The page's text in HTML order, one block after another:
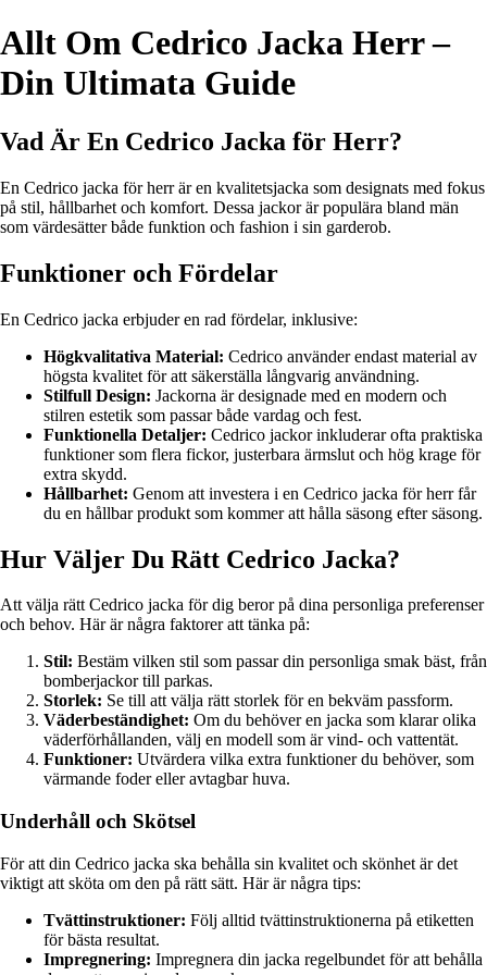
Allt Om Cedrico Jacka Herr –
Din Ultimata Guide
Vad Är En Cedrico Jacka för Herr?
En Cedrico jacka för herr är en kvalitetsjacka som designats med fokus
på stil, hållbarhet och komfort. Dessa jackor är populära bland män
som värdesätter både funktion och fashion i sin garderob.
Funktioner och Fördelar
En Cedrico jacka erbjuder en rad fördelar, inklusive:
Högkvalitativa Material: Cedrico använder endast material av
högsta kvalitet för att säkerställa långvarig användning.
Stilfull Design: Jackorna är designade med en modern och
stilren estetik som passar både vardag och fest.
Funktionella Detaljer: Cedrico jackor inkluderar ofta praktiska
funktioner som flera fickor, justerbara ärmslut och hög krage för
extra skydd.
Hållbarhet: Genom att investera i en Cedrico jacka för herr får
du en hållbar produkt som kommer att hålla säsong efter säsong.
Hur Väljer Du Rätt Cedrico Jacka?
Att välja rätt Cedrico jacka för dig beror på dina personliga preferenser
och behov. Här är några faktorer att tänka på:
Stil: Bestäm vilken stil som passar din personliga smak bäst, från
bomberjackor till parkas.
Storlek: Se till att välja rätt storlek för en bekväm passform.
Väderbeständighet: Om du behöver en jacka som klarar olika
väderförhållanden, välj en modell som är vind- och vattentät.
Funktioner: Utvärdera vilka extra funktioner du behöver, som
värmande foder eller avtagbar huva.
Underhåll och Skötsel
För att din Cedrico jacka ska behålla sin kvalitet och skönhet är det
viktigt att sköta om den på rätt sätt. Här är några tips:
Tvättinstruktioner: Följ alltid tvättinstruktionerna på etiketten
för bästa resultat.
Impregnering: Impregnera din jacka regelbundet för att behålla